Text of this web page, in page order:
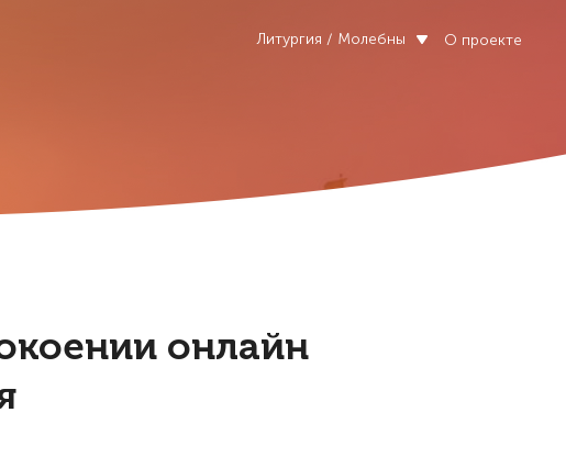
Литургия / Молебны О проекте
онлайн